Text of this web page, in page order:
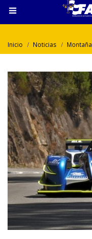
Inicio Noticias Montaña